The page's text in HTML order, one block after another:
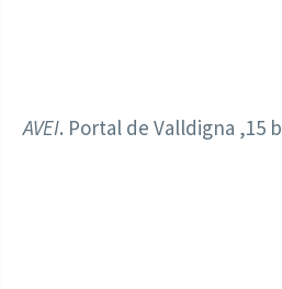
AVEI. Portal de Valldigna ,15